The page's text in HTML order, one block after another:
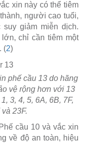
xin này có thể tiêm
người cao tuổi,
giảm miễn dịch.
chỉ cần tiêm một
(2)
phế cầu 13 do hãng
vệ rộng hơn với 13
3, 4, 5, 6A, 6B, 7F,
23F.
cầu 10 và vắc xin
về độ an toàn, hiệu